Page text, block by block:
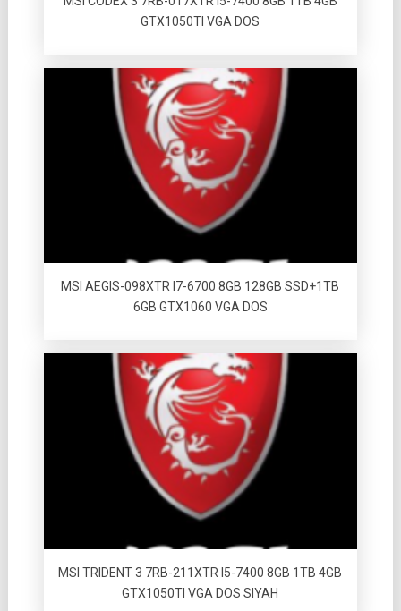
GTX1050TI VGA DOS
MSI AEGIS-098XTR I7-6700 8GB 128GB SSD+1TB
6GB GTX1060 VGA DOS
MSI TRIDENT 3 7RB-211XTR I5-7400 8GB 1TB 4GB
GTX1050TI VGA DOS SIYAH